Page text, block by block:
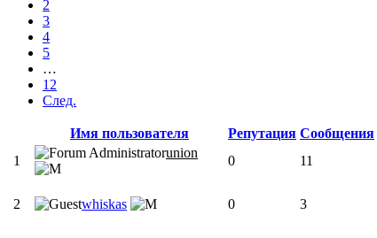
2
3
4
5
…
12
След.
Имя пользователя Репутация Сообщения
1
union
0 11
2 whiskas 0 3